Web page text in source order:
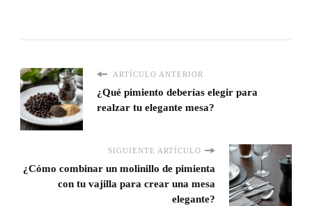
ARTÍCULO ANTERIOR
¿Qué pimiento deberías elegir para
realzar tu elegante mesa?
SIGUIENTE ARTÍCULO
¿Cómo combinar un molinillo de pimienta
con tu vajilla para crear una mesa
elegante?